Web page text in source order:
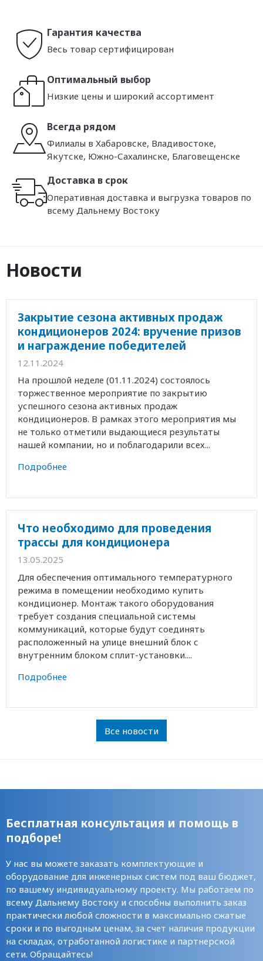
Гарантия качества
Весь товар сертифицирован
Оптимальный выбор
Низкие цены и широкий ассортимент
Всегда рядом
Филиалы в Хабаровске, Владивостоке,
Якутске, Южно-Сахалинске, Благовещенске
Доставка в срок
Оперативная доставка и выгрузка товаров по
всему Дальнему Востоку
Новости
Закрытие сезона активных продаж
кондиционеров 2024: вручение призов
и награждение победителей
12.11.2024
На прошлой неделе (01.11.2024) состоялось
торжественное мероприятие по закрытию
успешного сезона активных продаж
кондиционеров. В рамках этого мероприятия мы
не только отметили выдающиеся результаты
нашей компании, но и поблагодарили всех...
Подробнее
Что необходимо для проведения
трассы для кондиционера
13.05.2025
Для обеспечения оптимального температурного
режима в помещении необходимо купить
кондиционер. Монтаж такого оборудования
требует создания специальной системы
коммуникаций, которые будут соединять
расположенный на улице внешний блок с
внутренним блоком сплит-установки....
Подробнее
Все новости
Бесплатная консультация и помощь в
подборе!
У нас вы можете заказать комплектующие и
оборудование для инженерных систем под ваш бюджет,
по вашему индивидуальному проекту. Мы работаем по
всему Дальнему Востоку и способны выполнить заказ
практически любой сложности в максимально сжатые
сроки и по выгодным ценам, за счет наличия продукции
на складах, отработанной логистике и партнерской
сети. Обращайтесь!